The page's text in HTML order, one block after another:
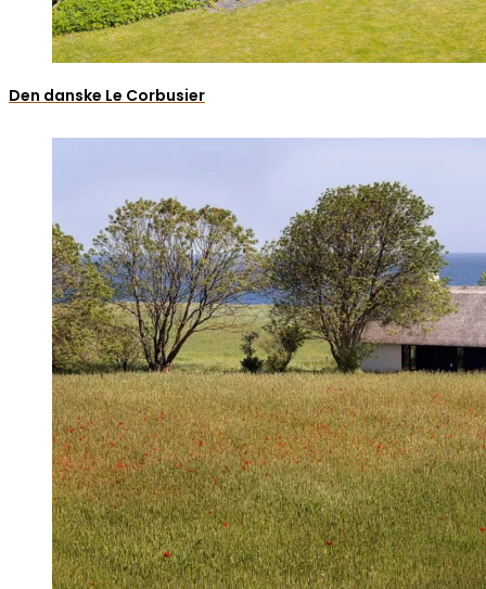
Den danske Le Corbusier